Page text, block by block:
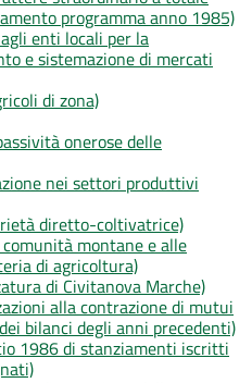
programma anno 1985)
enti locali per la
e sistemazione di mercati
di zona)
onerose delle
nei settori produttivi
diretto-coltivatrice)
montane e alle
di agricoltura)
di Civitanova Marche)
alla contrazione di mutui
bilanci degli anni precedenti)
1986 di stanziamenti iscritti